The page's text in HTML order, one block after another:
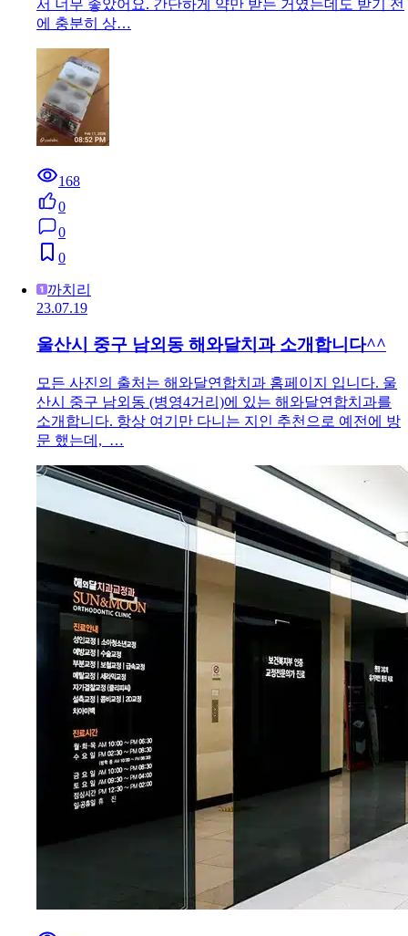
서 너무 좋았어요. 간단하게 약만 받는 거였는데도 받기 전
에 충분히 상…
168
0
0
0
까치리
23.07.19
울산시 중구 남외동 해와달치과 소개합니다^^
모든 사진의 출처는 해와달연합치과 홈페이지 입니다. 울
산시 중구 남외동 (병영4거리)에 있는 해와달연합치과를
소개합니다. 항상 여기만 다니는 지인 추천으로 예전에 방
문 했는데, …